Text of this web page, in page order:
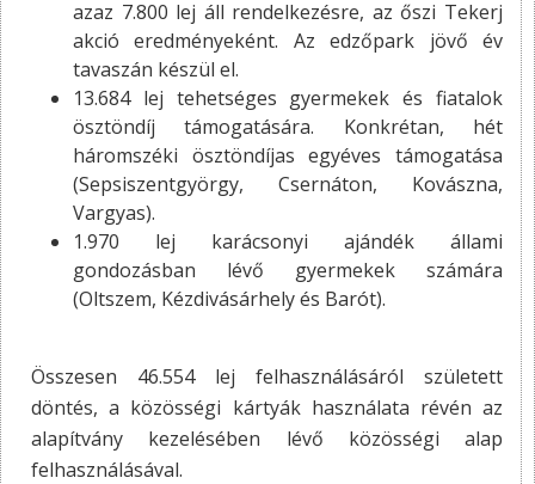
azaz 7.800 lej áll rendelkezésre, az őszi Tekerj
akció eredményeként. Az edzőpark jövő év
tavaszán készül el.
13.684 lej tehetséges gyermekek és fiatalok
ösztöndíj támogatására. Konkrétan, hét
háromszéki ösztöndíjas egyéves támogatása
(Sepsiszentgyörgy, Csernáton, Kovászna,
Vargyas).
1.970 lej karácsonyi ajándék állami
gondozásban lévő gyermekek számára
(Oltszem, Kézdivásárhely és Barót).
Összesen 46.554 lej felhasználásáról született
döntés, a közösségi kártyák használata révén az
alapítvány kezelésében lévő közösségi alap
felhasználásával.